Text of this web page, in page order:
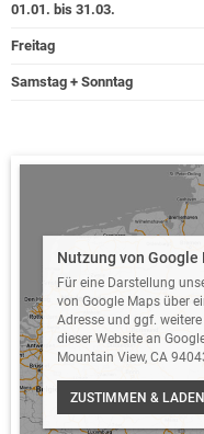
01.01. bis 31.03.
Freitag
Samstag + Sonntag
Nutzung von Google
Für eine Darstellung
von Google Maps über
Adresse und ggf.
dieser Website an
Mountain View, CA
ZUSTIMMEN & LADEN